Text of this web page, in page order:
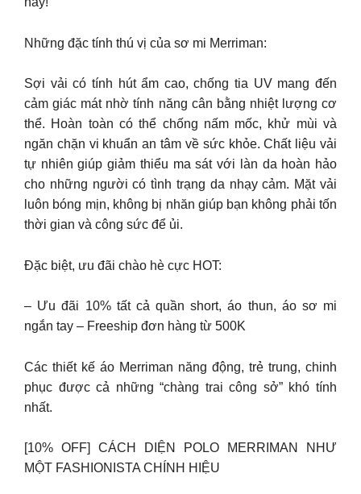
Những đặc tính thú vị của sơ mi Merriman:
Sợi vải có tính hút ẩm cao, chống tia UV mang đến
cảm giác mát nhờ tính năng cân bằng nhiệt lượng cơ
thể. Hoàn toàn có thể chống nấm mốc, khử mùi và
ngăn chặn vi khuẩn an tâm về sức khỏe. Chất liệu vải
tự nhiên giúp giảm thiểu ma sát với làn da hoàn hảo
cho những người có tình trạng da nhạy cảm. Mặt vải
luôn bóng mịn, không bị nhăn giúp bạn không phải tốn
thời gian và công sức để ủi.
Đặc biệt, ưu đãi chào hè cực HOT:
– Ưu đãi 10% tất cả quần short, áo thun, áo sơ mi
ngắn tay – Freeship đơn hàng từ 500K
Các thiết kế áo Merriman năng động, trẻ trung, chinh
phục được cả những “chàng trai công sở” khó tính
nhất.
[10% OFF] CÁCH DIỆN POLO MERRIMAN NHƯ
MỘT FASHIONISTA CHÍNH HIỆU